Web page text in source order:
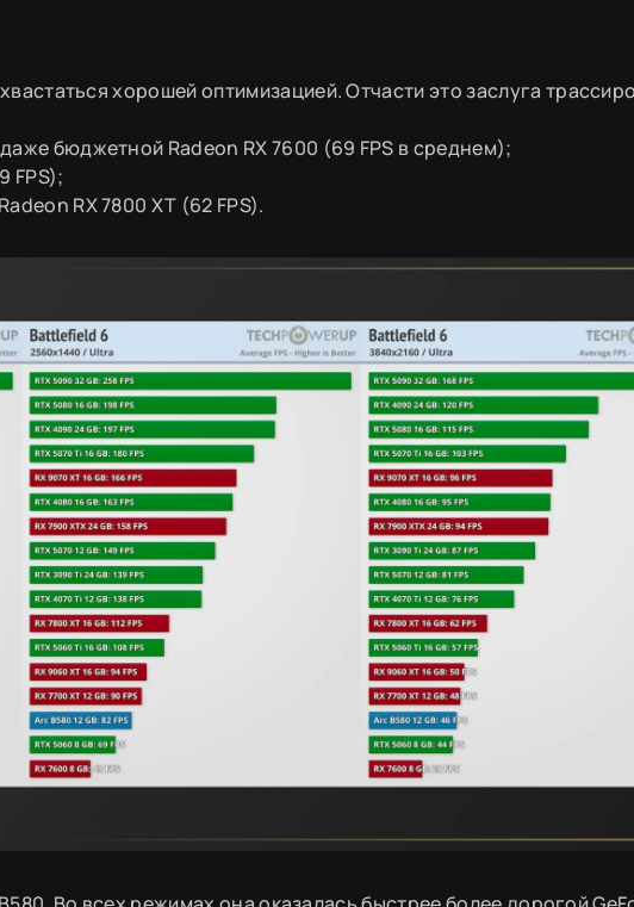
хорошей оптимизацией. Отчасти это заслуга
бюджетной Radeon RX 7600 (69 FPS в среднем);
FPS);
RX 7800 XT (62 FPS).